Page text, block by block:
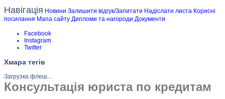
Навігація Новини Залишити відгук/Запитати Надіслати листа Корисні
посилання Мапа сайту Дипломи та нагороди Документи
Facebook
Instagram
Twitter
Хмара тегів
Загрузка флеш...
Консультація юриста по кредитам